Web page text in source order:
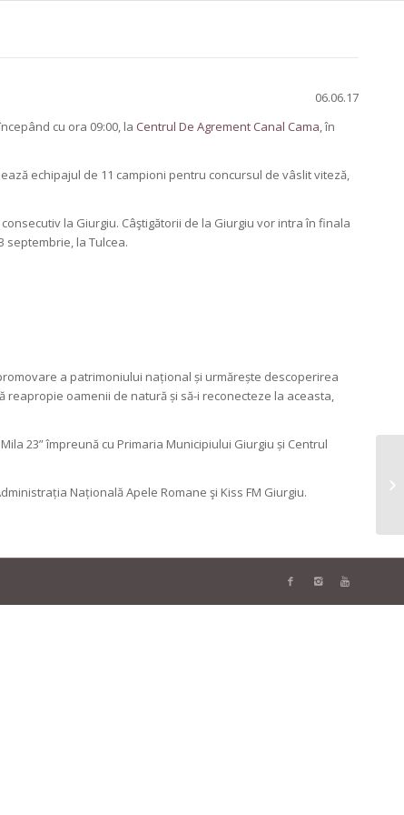
06.06.17
cu ora 09:00, la Centrul De Agrement Canal Cama, în
echipajul de 11 campioni pentru concursul de vâslit viteză,
la Giurgiu. Câştigătorii de la Giurgiu vor intra în finala
septembrie, la Tulcea.
a patrimoniului național și urmărește descoperirea
oamenii de natură și să-i reconecteze la aceasta,
23” împreună cu Primaria Municipiului Giurgiu și Centrul
Națională Apele Romane şi Kiss FM Giurgiu.